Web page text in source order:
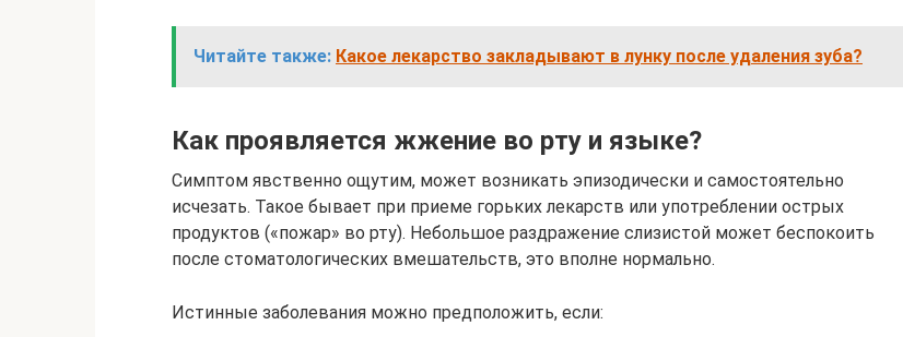
Читайте также: Какое лекарство закладывают в лунку после удаления зуба?
Как проявляется жжение во рту и языке?
Симптом явственно ощутим, может возникать эпизодически и самостоятельно
исчезать. Такое бывает при приеме горьких лекарств или употреблении острых
продуктов («пожар» во рту). Небольшое раздражение слизистой может беспокоить
после стоматологических вмешательств, это вполне нормально.
Истинные заболевания можно предположить, если: